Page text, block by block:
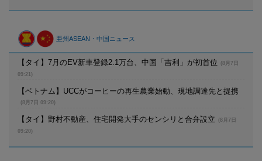
亜州ASEAN・中国ニュース
【タイ】7月のEV新車登録2.1万台、中国「吉利」が初首位
(8月7日
09:21)
【ベトナム】UCCがコーヒーの再生農業始動、現地調達先と提携
(8月7日 09:20)
【タイ】野村不動産、住宅開発大手のセンシリと合弁設立
(8月7日
09:20)